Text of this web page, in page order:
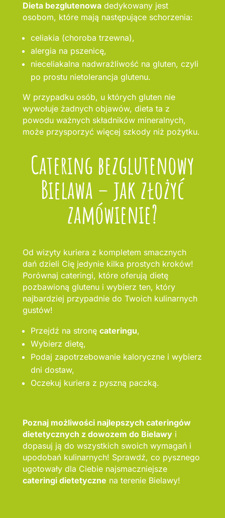
Dieta bezglutenowadedykowany jest
osobom, które mają następujące schorzenia:
celiakia (choroba trzewna),
alergia na pszenicę,
nieceliakalna nadwrażliwość na gluten, czyli
po prostu nietolerancja glutenu.
W przypadku osób, u których gluten nie
wywołuje żadnych objawów, dieta ta z
powodu ważnych składników mineralnych,
może przysporzyć więcej szkody niż pożytku.
Catering bezglutenowy
Bielawa – jak złożyć
zamówienie?
Od wizyty kuriera z kompletem smacznych
dań dzieli Cię jedynie kilka prostych kroków!
Porównaj cateringi, które oferują dietę
pozbawioną glutenu i wybierz ten, który
najbardziej przypadnie do Twoich kulinarnych
gustów!
Przejdź na stronę cateringu,
Wybierz dietę,
Podaj zapotrzebowanie kaloryczne i wybierz
dni dostaw,
Oczekuj kuriera z pyszną paczką.
Poznaj możliwości najlepszych cateringów
dietetycznych z dowozem do Bielawyi
dopasuj ją do wszystkich swoich wymagań i
upodobań kulinarnych! Sprawdź, co pysznego
ugotowały dla Ciebie najsmaczniejsze
cateringi dietetyczne na terenie Bielawy!